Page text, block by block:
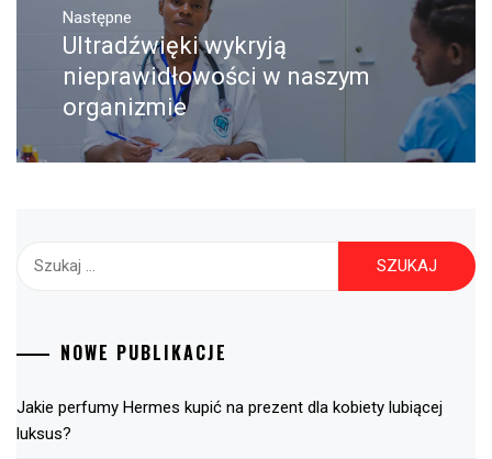
Następne
Następny
post:
Ultradźwięki wykryją
nieprawidłowości w naszym
organizmie
Szukaj:
NOWE PUBLIKACJE
Jakie perfumy Hermes kupić na prezent dla kobiety lubiącej
luksus?